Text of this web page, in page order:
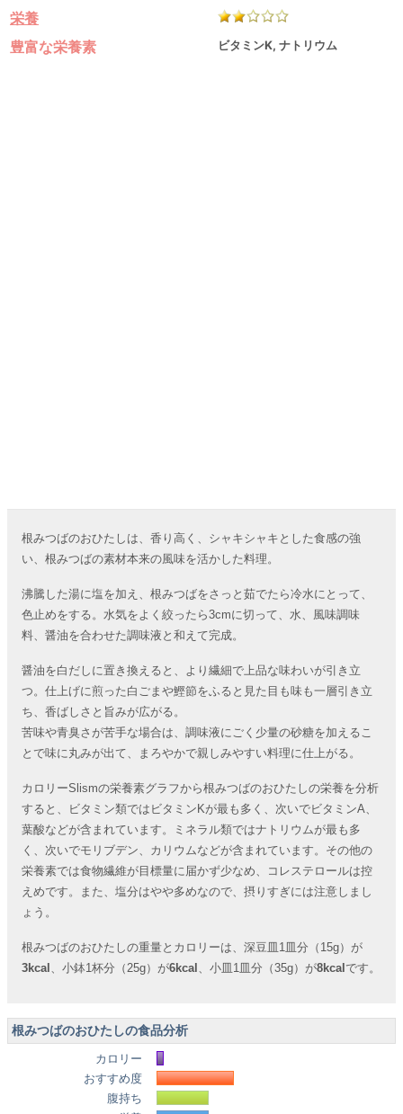
栄養
豊富な栄養素
ビタミンK, ナトリウム
根みつばのおひたしは、香り高く、シャキシャキとした食感の強
い、根みつばの素材本来の風味を活かした料理。
沸騰した湯に塩を加え、根みつばをさっと茹でたら冷水にとって、
色止めをする。水気をよく絞ったら3cmに切って、水、風味調味
料、醤油を合わせた調味液と和えて完成。
醤油を白だしに置き換えると、より繊細で上品な味わいが引き立
つ。仕上げに煎った白ごまや鰹節をふると見た目も味も一層引き立
ち、香ばしさと旨みが広がる。
苦味や青臭さが苦手な場合は、調味液にごく少量の砂糖を加えるこ
とで味に丸みが出て、まろやかで親しみやすい料理に仕上がる。
カロリーSlismの栄養素グラフから根みつばのおひたしの栄養を分析
すると、ビタミン類ではビタミンKが最も多く、次いでビタミンA、
葉酸などが含まれています。ミネラル類ではナトリウムが最も多
く、次いでモリブデン、カリウムなどが含まれています。その他の
栄養素では食物繊維が目標量に届かず少なめ、コレステロールは控
えめです。また、塩分はやや多めなので、摂りすぎには注意しまし
ょう。
根みつばのおひたしの重量とカロリーは、深豆皿1皿分（15g）が
3kcal 、小鉢1杯分（25g）が6kcal 、小皿1皿分（35g）が8kcal です。
根みつばのおひたしの食品分析
カロリー
おすすめ度
腹持ち